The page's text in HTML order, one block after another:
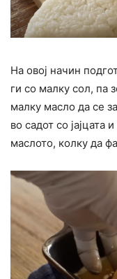
На овој начин
ги со малку сол, па
малку масло да се
во садот со јајцата
маслото, колку да